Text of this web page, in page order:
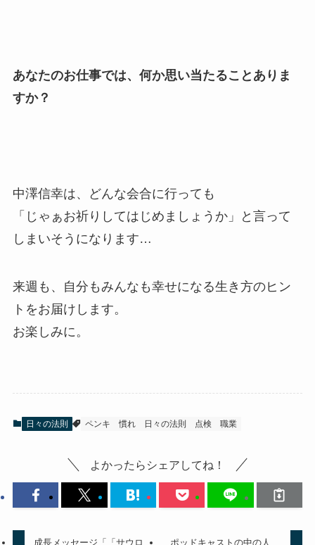
あなたのお仕事では、何か思い当たることありま
すか？
中澤信幸は、どんな会合に行っても
「じゃぁお祈りしてはじめましょうか」と言って
しまいそうになります…
来週も、自分もみんなも幸せになる生き方のヒン
トをお届けします。
お楽しみに。
日々の法則 ペンキ 慣れ 日々の法則 点検 職業
よかったらシェアしてね！
成長メッセージ「「サウロ ポッドキャストの中の人